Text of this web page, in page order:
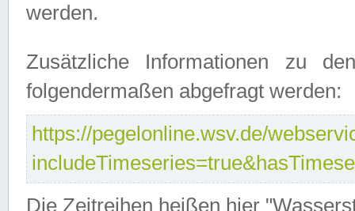
werden.
Zusätzliche Informationen zu
folgendermaßen abgefragt werden:
https://pegelonline.wsv.de/
Die Zeitreihen heißen hier